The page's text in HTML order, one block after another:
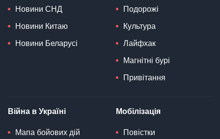
Новини СНД
Новини Китаю
Новини Беларусі
Подорожі
Культура
Лайфхак
Магнітні бурі
Привітання
Війна в Україні
Мапа бойових дій
Мобілізація
Повістки